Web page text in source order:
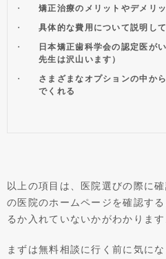
矯正治療のメリットやデメリ
具体的な費用について説明し
日本矯正歯科学会の認定医が
先生は沢山います）
さまざまなオプションの中か
でくれる
以上の項目は、医院選びの際に
の医院のホームページを確認す
るか入れていないかがわかります
まずは無料相談に行く前に気に